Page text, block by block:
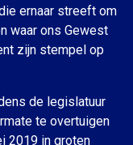
ernaar streeft om
waar ons Gewest
zijn stempel op
de legislatuur
te overtuigen
2019 in groten